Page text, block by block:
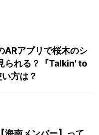
ARアプリで桜木のシ
られる？『Talkin' to
方は？